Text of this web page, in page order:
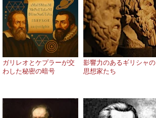
ガリレオとケプラーが交
わした秘密の暗号
影響力のあるギリシャの
思想家たち